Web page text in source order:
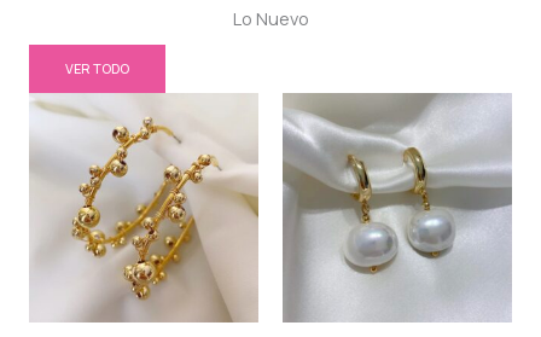
Lo Nuevo
VER TODO